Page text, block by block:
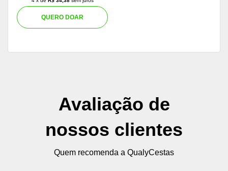
QUERO DOAR
Avaliação de
nossos clientes
Quem recomenda a QualyCestas